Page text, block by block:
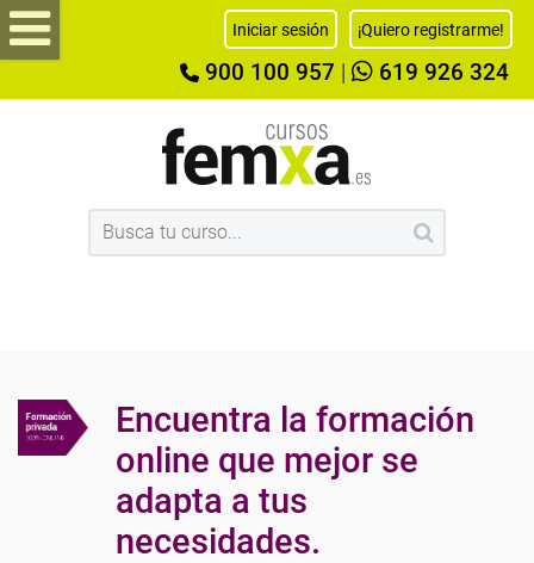
Iniciar sesión ¡Quiero registrarme!
900 100 957 619 926 324
Encuentra la formación
online que mejor se
adapta a tus
necesidades.